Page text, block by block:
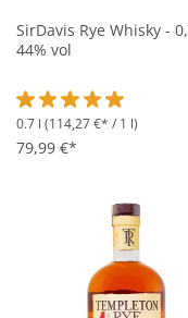
SirDavis Rye Whisky -
44% vol
Durchschnittliche
0.7 l (114,27 €* / 1 l)
79,99 €*